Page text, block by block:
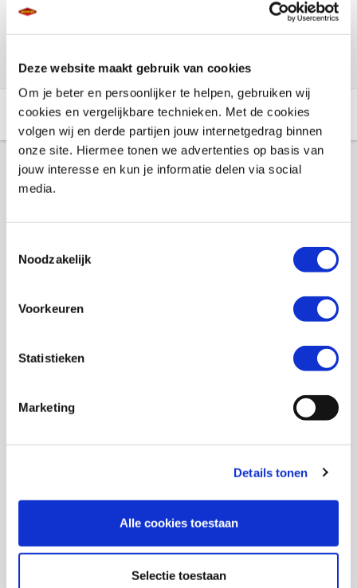
Deze website maakt gebruik van cookies
Om je beter en persoonlijker te helpen, gebruiken wij
cookies en vergelijkbare technieken. Met de cookies
volgen wij en derde partijen jouw internetgedrag binnen
onze site. Hiermee tonen we advertenties op basis van
jouw interesse en kun je informatie delen via social
media.
Noodzakelijk
Voorkeuren
Statistieken
Marketing
Details tonen
Alle cookies toestaan
Selectie toestaan
Check de voorraad eenvoudig en snel online
Aanvullende informatie Winkelvoorraad
Aanvullende informatie
Regenhoes
Gewicht
Kriega US-Drypack fitting kit Ducati Panigale
SKU
027516
Nee